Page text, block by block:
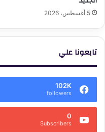
5 أغسطس، 2026
تابعونا علي
102K
followers
0
Subscribers